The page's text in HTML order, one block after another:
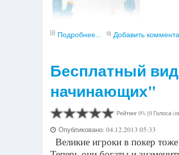
Подробнее... Добавить
Бесплатный
начинающих"
Рейтинг 0% [0 Голоса
Опубликовано: 04.12.2013 05:33
Великие игроки в покер